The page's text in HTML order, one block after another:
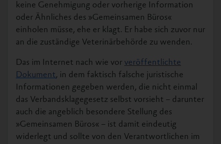
keine Genehmigung oder vorherige Information
oder Ähnliches des »Gemeinsamen Büros«
einholen müsse, ehe er klagt. Er habe sich zuvor nur
an die zuständige Veterinärbehörde zu wenden.
Das im Internet nach wie vor veröffentlichte
Dokument, in dem faktisch falsche juristische
Informationen gegeben werden, die nicht einmal
das Verbandsklagegesetz selbst vorsieht – darunter
auch die angeblich besondere Stellung des
»Gemeinsamen Büros« – ist damit eindeutig
widerlegt und sollte von den Verantwortlichen im